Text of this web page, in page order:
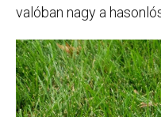
valóban nagy a